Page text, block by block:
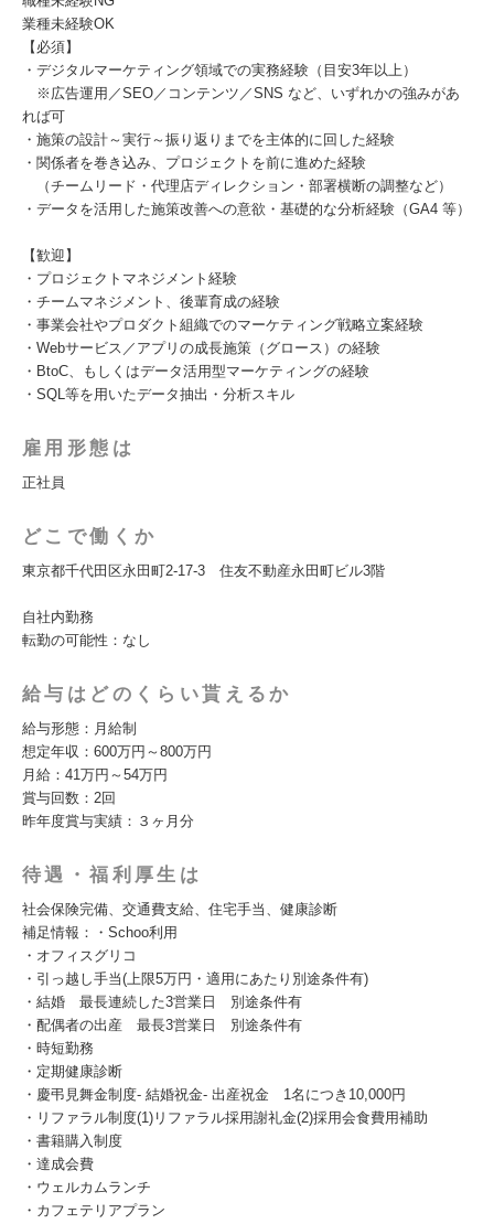
業種未経験OK
【必須】
・デジタルマーケティング領域での実務経験（目安3年以上）
※広告運用／SEO／コンテンツ／SNS など、いずれかの強みがあ
れば可
・施策の設計～実行～振り返りまでを主体的に回した経験
・関係者を巻き込み、プロジェクトを前に進めた経験
（チームリード・代理店ディレクション・部署横断の調整など）
・データを活用した施策改善への意欲・基礎的な分析経験（GA4 等）
【歓迎】
・プロジェクトマネジメント経験
・チームマネジメント、後輩育成の経験
・事業会社やプロダクト組織でのマーケティング戦略立案経験
・Webサービス／アプリの成長施策（グロース）の経験
・BtoC、もしくはデータ活用型マーケティングの経験
・SQL等を用いたデータ抽出・分析スキル
雇用形態は
正社員
どこで働くか
東京都千代田区永田町2-17-3 住友不動産永田町ビル3階
自社内勤務
転勤の可能性：なし
給与はどのくらい貰えるか
給与形態：月給制
想定年収：600万円～800万円
月給：41万円～54万円
賞与回数：2回
昨年度賞与実績：３ヶ月分
待遇・福利厚生は
社会保険完備、交通費支給、住宅手当、健康診断
補足情報：・Schoo利用
・オフィスグリコ
・引っ越し手当(上限5万円・適用にあたり別途条件有)
・結婚 最長連続した3営業日 別途条件有
・配偶者の出産 最長3営業日 別途条件有
・時短勤務
・定期健康診断
・慶弔見舞金制度- 結婚祝金- 出産祝金 1名につき10,000円
・リファラル制度(1)リファラル採用謝礼金(2)採用会食費用補助
・書籍購入制度
・達成会費
・ウェルカムランチ
・カフェテリアプラン